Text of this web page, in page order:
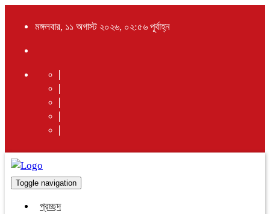
মঙ্গলবার, ১১ অগাস্ট ২০২৬, ০২:৫৬ পূর্বাহ্ন
Toggle navigation
প্রচ্ছদ